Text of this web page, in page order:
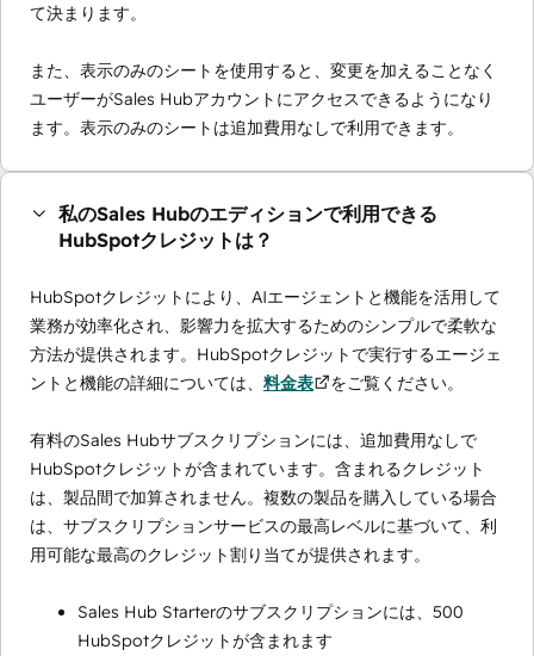
て決まります。
また、表示のみのシートを使用すると、変更を加えることなく
ユーザーがSales Hubアカウントにアクセスできるようになり
ます。表示のみのシートは追加費用なしで利用できます。
私のSales Hubのエディションで利用できる
HubSpotクレジットは？
HubSpotクレジットにより、AIエージェントと機能を活用して
業務が効率化され、影響力を拡大するためのシンプルで柔軟な
方法が提供されます。HubSpotクレジットで実行するエージェ
ントと機能の詳細については、 料金表 をご覧ください。
有料のSales Hubサブスクリプションには、追加費用なしで
HubSpotクレジットが含まれています。含まれるクレジット
は、製品間で加算されません。複数の製品を購入している場合
は、サブスクリプションサービスの最高レベルに基づいて、利
用可能な最高のクレジット割り当てが提供されます。
Sales Hub Starterのサブスクリプションには、500
HubSpotクレジットが含まれます